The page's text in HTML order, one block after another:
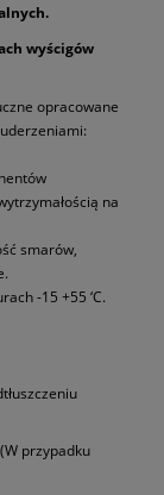
wyścigów
opracowane
na
smarów,
-15 +55 ‘C.
przypadku